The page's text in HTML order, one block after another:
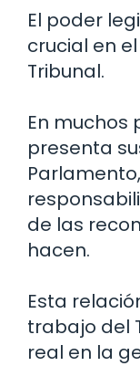
El poder
crucial en
Tribunal.
En muchos
presenta
de las
hacen.
Esta
trabajo del
real en la